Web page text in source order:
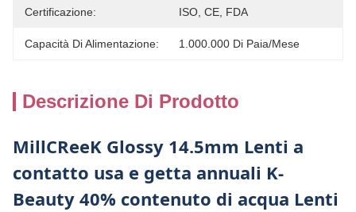
Certificazione: ISO, CE, FDA
Capacità Di Alimentazione: 1.000.000 Di Paia/mese
Descrizione Di Prodotto
MillCReeK Glossy 14.5mm Lenti a
contatto usa e getta annuali K-
Beauty 40% contenuto di acqua Lenti